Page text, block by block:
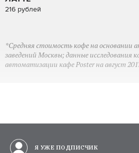
216 рублей
*Средняя стоимость кофе на основании
заведений Москвы; данные исследования
автоматизации кафе Poster на август
Я УЖЕ ПОДПИСЧИК